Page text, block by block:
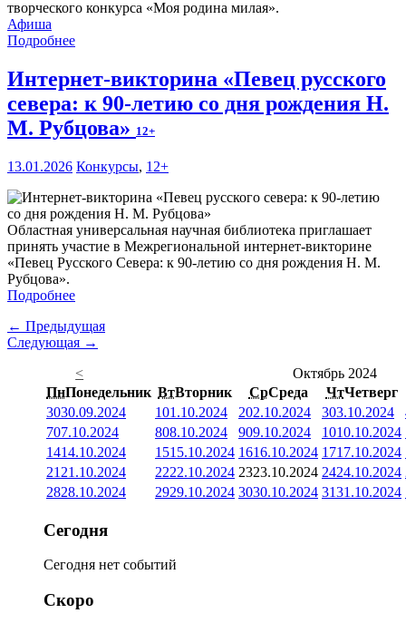
творческого конкурса «Моя родина милая».
Афиша
Подробнее
Интернет-викторина «Певец русского
севера: к 90-летию со дня рождения Н.
М. Рубцова» 12+
13.01.2026 Конкурсы, 12+
Областная универсальная научная библиотека приглашает
принять участие в Межрегиональной интернет-викторине
«Певец Русского Севера: к 90-летию со дня рождения Н. М.
Рубцова».
Подробнее
← Предыдущая
Следующая →
<
Октябрь 2024
ПнПонедельник ВтВторник СрСреда ЧтЧетверг
3030.09.2024 101.10.2024 202.10.2024 303.10.2024
707.10.2024 808.10.2024 909.10.2024 1010.10.2024
1414.10.2024 1515.10.2024 1616.10.2024 1717.10.2024
21 21.10.2024 2222.10.2024 2323.10.2024 2424.10.2024
2828.10.2024 2929.10.2024 3030.10.2024 3131.10.2024
Сегодня
Сегодня нет событий
Скоро